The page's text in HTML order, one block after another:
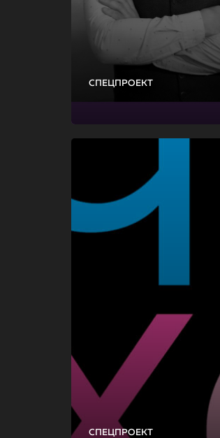
СПЕЦПРОЕКТ
СПЕЦПРОЕКТ